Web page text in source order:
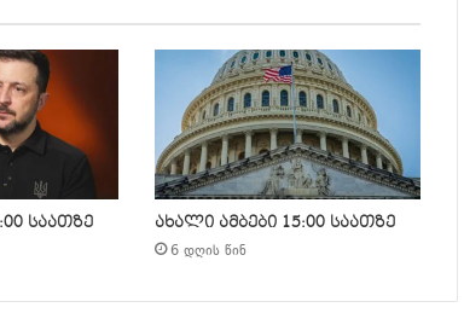
საათზე ახალი ამბები 15:00 საათზე
6 დღის წინ